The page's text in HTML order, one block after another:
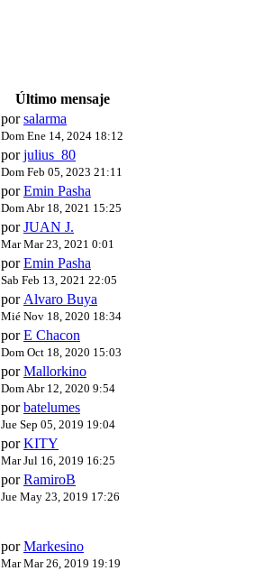
Último mensaje
porsalarma
Dom Ene 14, 2024 18:12
porjulius_80
Dom Feb 05, 2023 21:11
porEmin Pasha
Dom Abr 18, 2021 15:25
porJUAN J.
Mar Mar 23, 2021 0:01
porEmin Pasha
Sab Feb 13, 2021 22:05
por Alvaro Buya
Mié Nov 18, 2020 18:34
porE Chacon
Dom Oct 18, 2020 15:03
porMallorkino
Dom Abr 12, 2020 9:54
porbatelumes
Jue Sep 05, 2019 19:04
porKITY
Mar Jul 16, 2019 16:25
porRamiroB
Jue May 23, 2019 17:26
porMarkesino
Mar Mar 26, 2019 19:19